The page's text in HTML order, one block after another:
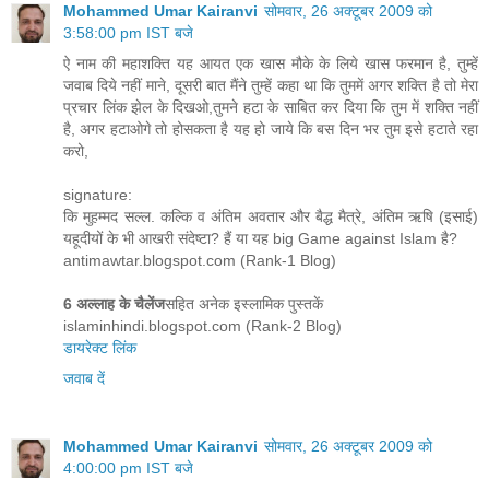
Mohammed Umar Kairanvi सोमवार, 26 अक्टूबर 2009 को
3:58:00 pm IST बजे
ऐ नाम की महाशक्ति यह आयत एक खास मौके के लिये खास फरमान है, तुम्‍हें
जवाब दिये नहीं माने, दूसरी बात मैंने तुम्‍हें कहा था कि तुममें अगर शक्ति है तो मेरा
प्रचार लिंक झेल के दिखओ,तुमने हटा के साबित कर दिया कि तुम में शक्ति नहीं
है, अगर हटाओगे तो होसकता है यह हो जाये कि बस दिन भर तुम इसे हटाते रहा
करो,
signature:
कि मुहम्मद सल्ल. कल्कि व अंतिम अवतार और बैद्ध मैत्रे, अंतिम ऋषि (इसाई)
यहूदीयों के भी आखरी संदेष्‍टा? हैं या यह big Game against Islam है?
antimawtar.blogspot.com (Rank-1 Blog)
6 अल्‍लाह के चैलेंजसहित अनेक इस्‍लामिक पुस्‍तकें
islaminhindi.blogspot.com (Rank-2 Blog)
डायरेक्‍ट लिंक
जवाब दें
Mohammed Umar Kairanvi सोमवार, 26 अक्टूबर 2009 को
4:00:00 pm IST बजे